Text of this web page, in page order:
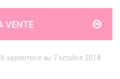
VENTE
septembre au 7 octobre 2018